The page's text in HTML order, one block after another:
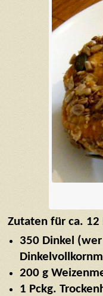
Zutaten für ca. 12
350 Dinkel
200 g
1 Pckg.